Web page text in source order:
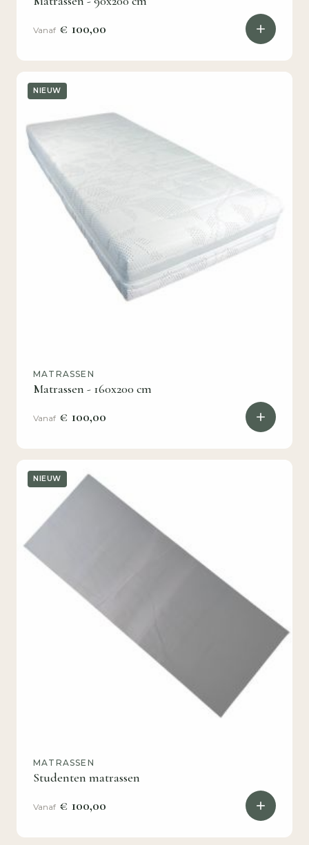
Vanaf € 100,00
NIEUW
MATRASSEN
Matrassen - 160x200 cm
Vanaf € 100,00
NIEUW
MATRASSEN
Studenten matrassen
Vanaf € 100,00